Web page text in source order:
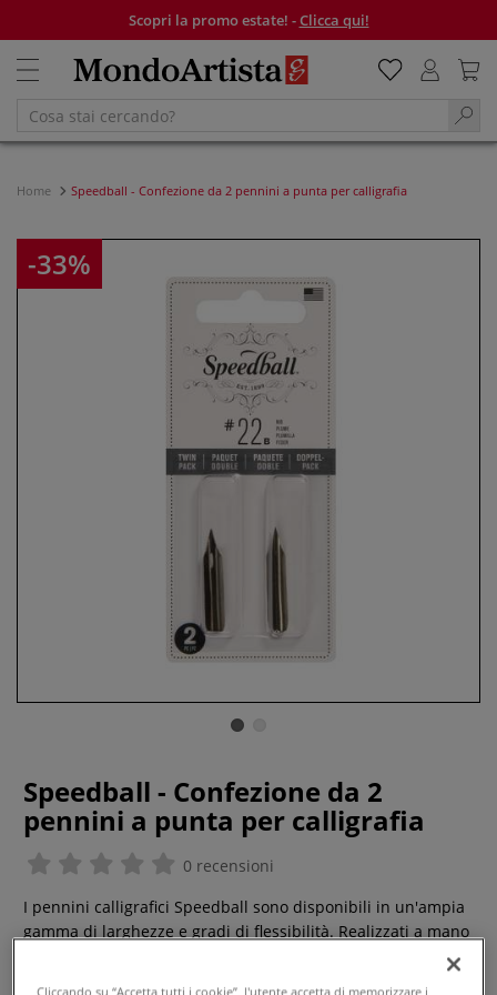
Scopri la promo estate! -Clicca qui!
Home Speedball - Confezione da 2 pennini a punta per calligrafia
-33%
Speedball - Confezione da 2
pennini a punta per calligrafia
0 recensioni
I pennini calligrafici Speedball sono disponibili in un'ampia
gamma di larghezze e gradi di flessibilità. Realizzati a mano
negli Stati Uniti con il migliore acciaio.Caratteristiche:N. 22B
Cliccando su “Accetta tutti i cookie”, l'utente accetta di memorizzare i